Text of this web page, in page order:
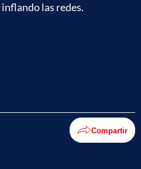
las redes.
Compartir